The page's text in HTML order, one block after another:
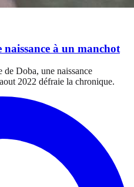
à un manchot
Doba, une naissance
2022 défraie la chronique.